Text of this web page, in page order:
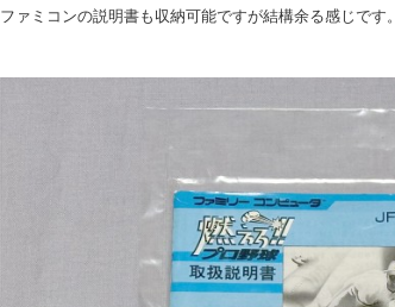
ファミコンの説明書も収納可能ですが結構余る感じです。